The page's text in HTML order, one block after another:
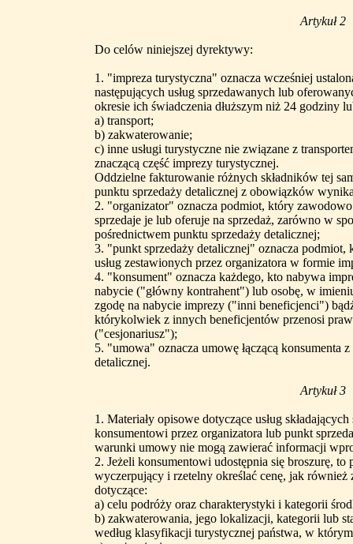
Artykuł 2
Do celów niniejszej dyrektywy:
1. "impreza turystyczna" oznacza wcześniej
następujących usług sprzedawanych lub
okresie ich świadczenia dłuższym niż 24 godziny
a) transport;
b) zakwaterowanie;
c) inne usługi turystyczne nie związane z
znaczącą część imprezy turystycznej.
Oddzielne fakturowanie różnych składników tej
punktu sprzedaży detalicznej z obowiązków
2. "organizator" oznacza podmiot, który
sprzedaje je lub oferuje na sprzedaż, zarówno w
pośrednictwem punktu sprzedaży detalicznej;
3. "punkt sprzedaży detalicznej" oznacza podmiot,
usług zestawionych przez organizatora w formie
4. "konsument" oznacza każdego, kto nabywa
nabycie ("główny kontrahent") lub osobę, w
zgodę na nabycie imprezy ("inni beneficjenci")
którykolwiek z innych beneficjentów przenosi
("cesjonariusz");
5. "umowa" oznacza umowę łączącą konsumenta
detalicznej.
Artykuł 3
1. Materiały opisowe dotyczące usług
konsumentowi przez organizatora lub punkt
warunki umowy nie mogą zawierać informacji
2. Jeżeli konsumentowi udostępnia się broszurę,
wyczerpujący i rzetelny określać cenę, jak
dotyczące:
a) celu podróży oraz charakterystyki i kategorii
b) zakwaterowania, jego lokalizacji, kategorii lub
według klasyfikacji turystycznej państwa, w